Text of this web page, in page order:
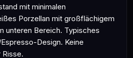
mit minimalen
Porzellan mit großflächigem
unteren Bereich. Typisches
Design. Keine